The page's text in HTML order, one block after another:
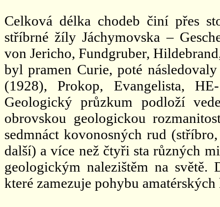
Celková délka chodeb činí přes
stříbrné žíly Jáchymovska –
von Jericho, Fundgruber,
byl pramen Curie, poté
(1928), Prokop, Evangelista,
Geologický průzkum podloží
obrovskou geologickou
sedmnáct kovonosných rud
další) a více než čtyři sta různých
geologickým nalezištěm na světě.
které zamezuje pohybu